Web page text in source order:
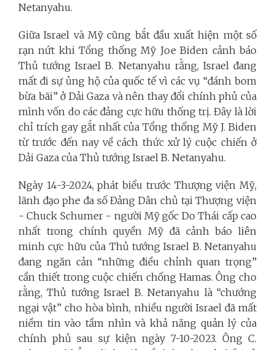
Netanyahu.
Giữa Israel và Mỹ cũng bắt đầu xuất hiện một số
rạn nứt khi Tổng thống Mỹ Joe Biden cảnh báo
Thủ tướng Israel B. Netanyahu rằng, Israel đang
mất đi sự ủng hộ của quốc tế vì các vụ “đánh bom
bừa bãi” ở Dải Gaza và nên thay đổi chính phủ của
mình vốn do các đảng cực hữu thống trị. Đây là lời
chỉ trích gay gắt nhất của Tổng thống Mỹ J. Biden
từ trước đến nay về cách thức xử lý cuộc chiến ở
Dải Gaza của Thủ tướng Israel B. Netanyahu.
Ngày 14-3-2024, phát biểu trước Thượng viện Mỹ,
lãnh đạo phe đa số Đảng Dân chủ tại Thượng viện
- Chuck Schumer - người Mỹ gốc Do Thái cấp cao
nhất trong chính quyền Mỹ đã cảnh báo liên
minh cực hữu của Thủ tướng Israel B. Netanyahu
đang ngăn cản “những điều chỉnh quan trọng”
cần thiết trong cuộc chiến chống Hamas. Ông cho
rằng, Thủ tướng Israel B. Netanyahu là “chướng
ngại vật” cho hòa bình, nhiều người Israel đã mất
niềm tin vào tầm nhìn và khả năng quản lý của
chính phủ sau sự kiện ngày 7-10-2023. Ông C.